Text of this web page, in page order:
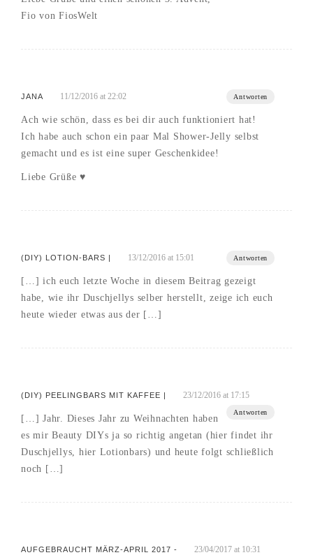
Fio von FiosWelt
JANA 11/12/2016 at 22:02 Antworten
Ach wie schön, dass es bei dir auch funktioniert hat!
Ich habe auch schon ein paar Mal Shower-Jelly selbst
gemacht und es ist eine super Geschenkidee!
Liebe Grüße ♥
(DIY) LOTION-BARS | 13/12/2016 at 15:01 Antworten
[…] ich euch letzte Woche in diesem Beitrag gezeigt
habe, wie ihr Duschjellys selber herstellt, zeige ich euch
heute wieder etwas aus der […]
(DIY) PEELINGBARS MIT KAFFEE | 23/12/2016 at 17:15
Antworten
[…] Jahr. Dieses Jahr zu Weihnachten haben
es mir Beauty DIYs ja so richtig angetan (hier findet ihr
Duschjellys, hier Lotionbars) und heute folgt schließlich
noch […]
AUFGEBRAUCHT MÄRZ-APRIL 2017 - 23/04/2017 at 10:31